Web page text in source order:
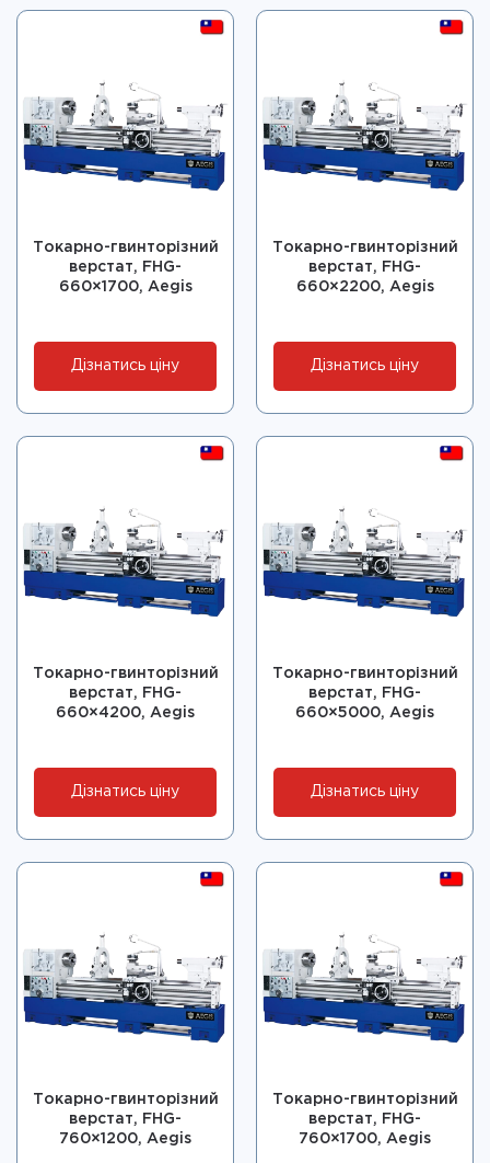
Токарно-гвинторізний
верстат, FHG-
660×1700, Aegis
Дізнатись ціну
Токарно-гвинторізний
верстат, FHG-
660×2200, Aegis
Дізнатись ціну
Токарно-гвинторізний
верстат, FHG-
660×4200, Aegis
Дізнатись ціну
Токарно-гвинторізний
верстат, FHG-
660×5000, Aegis
Дізнатись ціну
Токарно-гвинторізний
верстат, FHG-
760×1200, Aegis
Токарно-гвинторізний
верстат, FHG-
760×1700, Aegis